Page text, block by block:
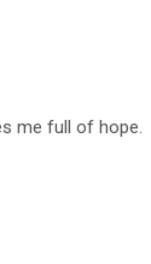
me full of hope.